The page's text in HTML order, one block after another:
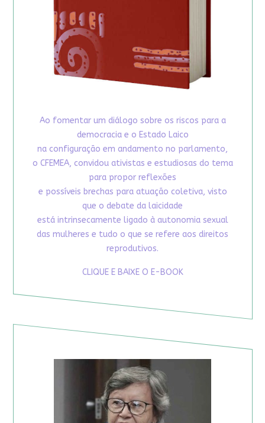
Ao fomentar um diálogo sobre os riscos para a
democracia e o Estado Laico
na configuração em andamento no parlamento,
o CFEMEA, convidou ativistas e estudiosas do tema
para propor reflexões
e possíveis brechas para atuação coletiva, visto
que o debate da laicidade
está intrinsecamente ligado à autonomia sexual
das mulheres e tudo o que se refere aos direitos
reprodutivos.
CLIQUE E BAIXE O E-BOOK